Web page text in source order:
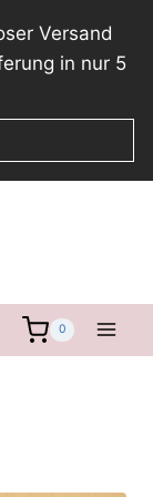
Versand
in nur 5
0